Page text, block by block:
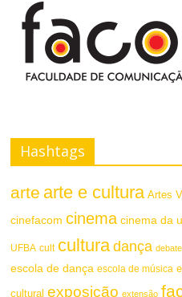
Hashtags
arte arte e cultura Artes
cinefacom cinema cinema da
UFBA cult cultura dança debate
escola de dança escola de música
cultural exposição extensão